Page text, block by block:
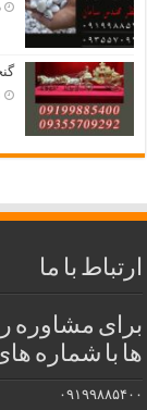
ارتباط با ما
برای مشاوره
ها با شماره
۰۹۱۹۹۸۸۵۴۰۰